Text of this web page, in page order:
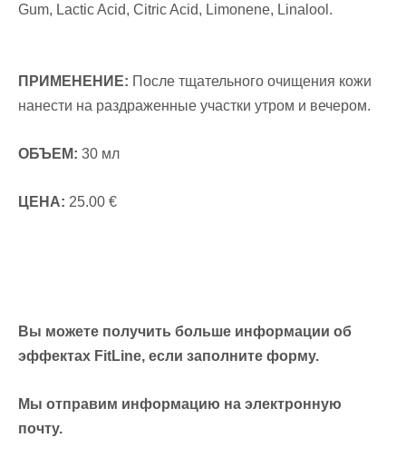
Gum, Lactic Acid, Citric Acid, Limonene, Linalool.
ПРИМЕНЕНИЕ: После тщательного очищения кожи
нанести на раздраженные участки утром и вечером.
ОБЪЕМ: 30 мл
ЦЕНА: 25.00 €
Вы можете получить больше информации об
эффектах FitLine, если заполните форму.
Мы отправим информацию на электронную
почту.